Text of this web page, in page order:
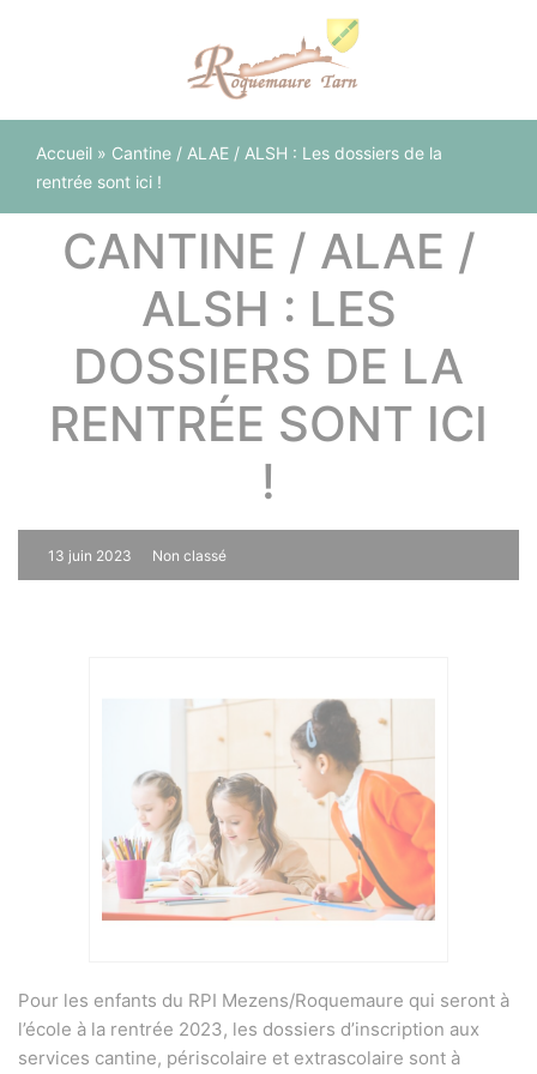
Accueil » Cantine / ALAE / ALSH : Les dossiers de la
rentrée sont ici !
CANTINE / ALAE /
ALSH : LES
DOSSIERS DE LA
RENTRÉE SONT ICI
!
13 juin 2023 Non classé
Pour les enfants du RPI Mezens/Roquemaure qui seront à
l’école à la rentrée 2023, les dossiers d’inscription aux
services cantine, périscolaire et extrascolaire sont à